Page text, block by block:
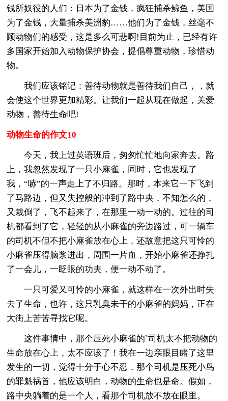
钱所奴役的人们：日本为了金钱，疯狂捕杀鲸鱼，美国
为了金钱，大量捕杀美洲豹……他们为了金钱，丝毫不
顾动物们的感受，这是多么可悲啊!目前为止，已经有许
多国家开始加入动物保护协会，提倡尊重动物，珍惜动
物。
我们应该铭记：善待动物就是善待我们自己，，就
会使这个世界更加精彩。让我们一起从现在做起，关爱
动物，善待生命吧!
动物生命的作文10
今天，我上过英语班后，匆匆忙忙地向家奔去。路
上，我忽然发现了一只小麻雀，同时，它也发现了
我，“哧”的一声走上了不归路。那时，本来它一下飞到
了马路边，但又失控般的冲到了路中央，不知怎么的，
又栽倒了，飞不起来了，在那里一动一动的。过往的司
机都看到了它，轻轻的从小麻雀的旁边路过，可一辆车
的司机不但不把小麻雀放在心上，还故意把这只可怜的
小麻雀压得脑浆迸出，周围一片血，开始小麻雀还挣扎
了一会儿，一眨眼的功夫，便一动不动了。
一只可爱又可怜的小麻雀，就这样在一次外出时失
去了生命，也许，这只乳臭未干的小麻雀的妈妈，正在
大街上苦苦寻找它呢。
这件事情中，那个压死小麻雀的`司机太不把动物的
生命放在心上，太不应该了！我在一边亲眼目睹了这里
发生的一切，觉得十分于心不忍，那个司机是压死小鸟
的罪魁祸首，他应该明白，动物的生命也是命。假如，
路中央躺着的是一个人，看那个司机放不放在眼里。